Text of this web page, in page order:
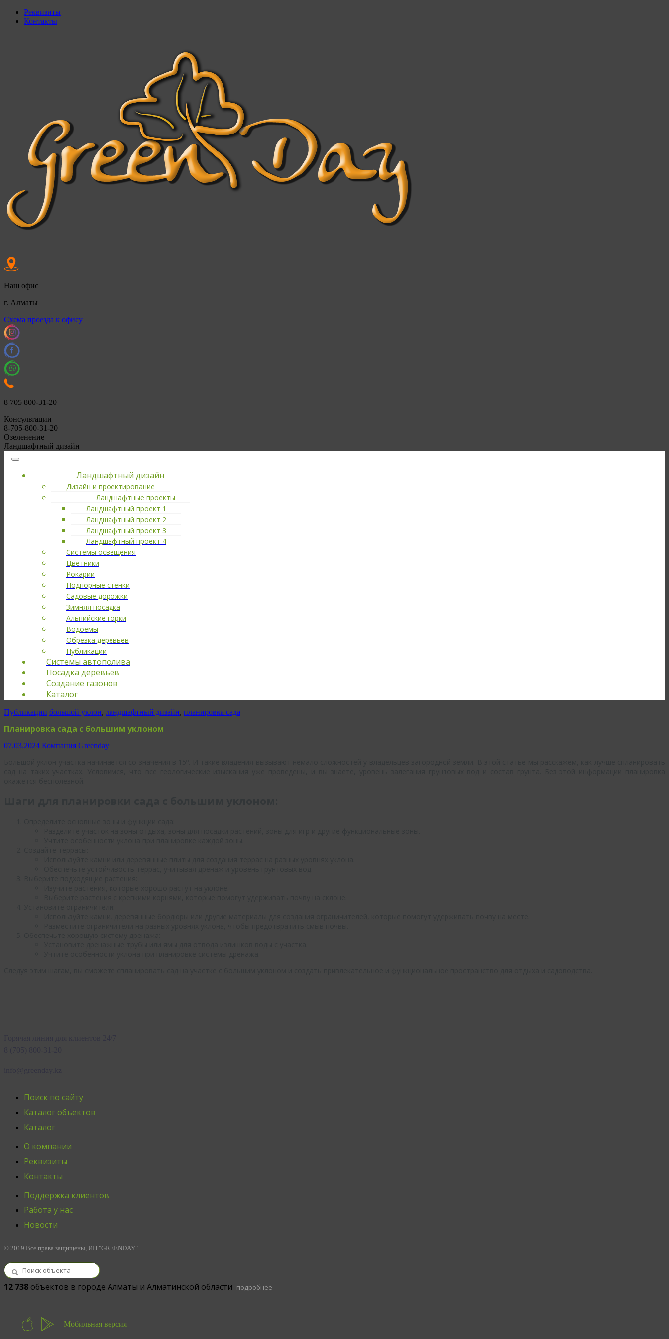
Реквизиты
Контакты
Наш офис
г. Алматы
Cхема проезда к офису
8 705 800-31-20
Консультации
8-705-800-31-20
Озеленение
Ландшафтный дизайн
Ландшафтный дизайн
Дизайн и проектирование
Ландшафтные проекты
Ландшафтный проект 1
Ландшафтный проект 2
Ландшафтный проект 3
Ландшафтный проект 4
Системы освещения
Цветники
Рокарии
Подпорные стенки
Садовые дорожки
Зимняя посадка
Альпийские горки
Водоёмы
Обрезка деревьев
Публикации
Cистемы автополива
Посадка деревьев
Создание газонов
Каталог
Публикации большой уклон, ландшафтный дизайн, планировка сада
Планировка сада с большим уклоном
07.03.2024 Компания Greenday
Поиск по сайту
Каталог объектов
Каталог
О компании
Реквизиты
Контакты
Поддержка клиентов
Работа у нас
Новости
© 2019 Все права защищены, ИП "GREENDAY"
12 738 объектов в городе Алматы и Алматинской области подробнее
Мобильная версия